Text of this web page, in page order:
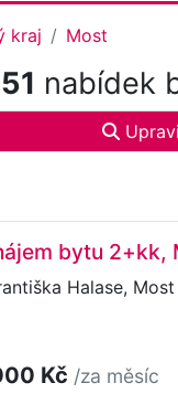
kraj Most
nabídek
bytu 2+kk,
Halase, Most
Kč /za měsíc